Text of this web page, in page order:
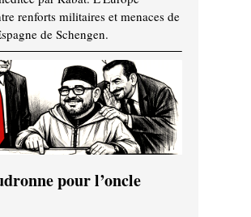
renforts militaires et menaces de
de Schengen.
pour l’oncle